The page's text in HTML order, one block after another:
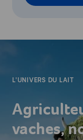
L'UNIVERS DU LAIT
vaches,